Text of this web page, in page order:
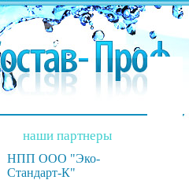
наши партнеры
НПП ООО "Эко-
Стандарт-К"